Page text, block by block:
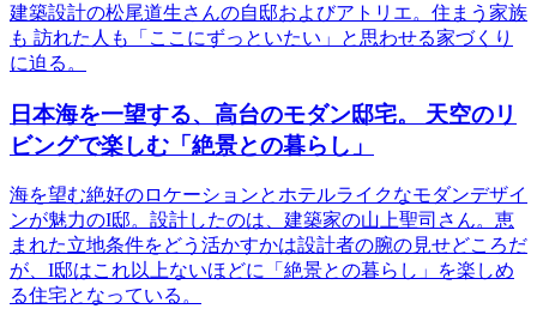
建築設計の松尾道生さんの自邸およびアトリエ。住まう家族
も 訪れた人も「ここにずっといたい」と思わせる家づくり
に迫る。
日本海を一望する、高台のモダン邸宅。 天空のリ
ビングで楽しむ「絶景との暮らし」
海を望む絶好のロケーションとホテルライクなモダンデザイ
ンが魅力のI邸。設計したのは、建築家の山上聖司さん。恵
まれた立地条件をどう活かすかは設計者の腕の見せどころだ
が、I邸はこれ以上ないほどに「絶景との暮らし」を楽しめ
る住宅となっている。